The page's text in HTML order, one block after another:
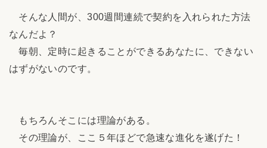
そんな人間が、300週間連続で契約を入れられた方法
なんだよ？
毎朝、定時に起きることができるあなたに、できない
はずがないのです。
もちろんそこには理論がある。
その理論が、ここ５年ほどで急速な進化を遂げた！